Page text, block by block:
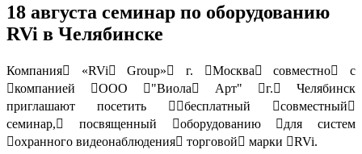
18 августа семинар по оборудованию
RVi в Челябинске
Компания􀀁 «RVi􀀁 Group»􀀁 г. 􀀁Москва􀀁 совместно􀀁 с
􀀁компанией 􀀁ООО 􀀁"Виола􀀁 Арт" 􀀁г.􀀁 Челябинск
приглашают посетить 􀀁􀀁бесплатный 􀀁совместный􀀁
семинар,􀀁 посвященный 􀀁оборудованию 􀀁для систем
􀀁охранного видеонаблюдения􀀁 торговой􀀁 марки 􀀁RVi.